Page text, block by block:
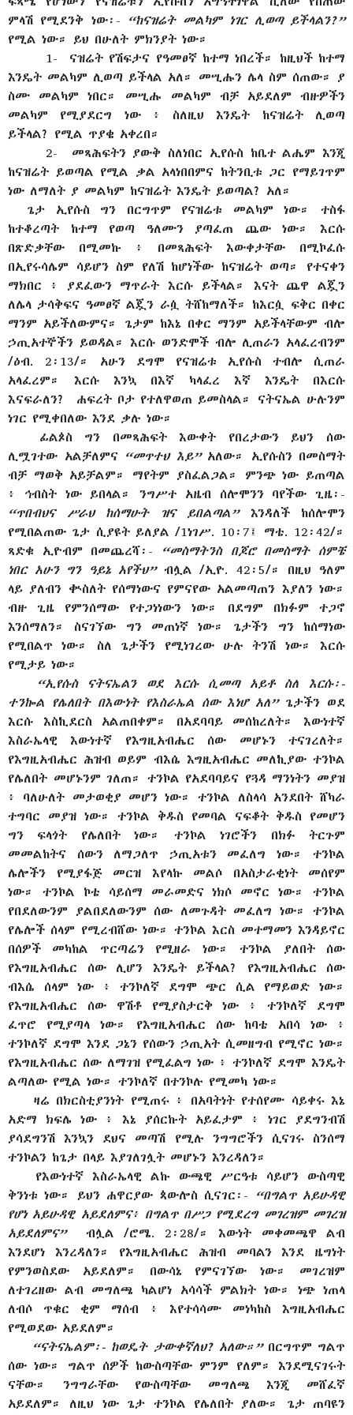
ምላሽ የሚደንቅ ነው፡- “ከናዝሬት መልካም ነገር ሊወጣ ይችላልን?”
የሚል ነው። ይህ በሁለት ምክንያት ነው።
1- ናዝሬት የሽፍታና የዓመፀኛ ከተማ ነበረች። ከዚህች ከተማ
እንዴት መልካም ሊወጣ ይችላል አለ። መሢሑን ሌላ ስም ሰጠው። ያ
ስሙ መልካም ነበር። መሢሑ መልካም ብቻ አይደለም ብዙዎችን
መልካም የሚያደርግ ነው ፥ ስለዚህ እንዴት ከናዝሬት ሊወጣ
ይችላል? የሚል ጥያቄ አቀረበ።
2- መጻሕፍትን ያውቅ ስለነበር ኢየሱስ ከቤተ ልሔም እንጂ
ከናዝሬት ይወጣል የሚል ቃል አላነበበምና ከትንቢቱ ጋር የማይገጥም
ነው ለማለት ያ መልካም ከናዝሬት እንዴት ይወጣል? አለ።
ጌታ ኢየሱስ ግን በርግጥም የናዝሬቱ መልካም ነው። ተስፋ
ከተቆረጣት ከተማ የወጣ ዓለሙን ያጣፈጠ ጨው ነው። እርሱ
በጽድቃቸው በሚመኩ ፥ በመጻሕፍት እውቀታቸው በሚኮፈሱ
በኢየሩሳሌም ሳይሆን ስም የለሽ ከሆነችው ከናዝሬት ወጣ። የተናቀን
ማክበር ፥ ያደፈውን ማጥራት እርሱ ይችላል። እናት ጨዋ ልጇን
ለሌላ ታሳቅፍና ዓመፀኛ ልጇን ራሷ ትሸከማለች። ከእርሷ ፍቅር በቀር
ማንም አይችለውምና። ጌታም ከእኔ በቀር ማንም አይችላቸውም ብሎ
ኃጢአተኞችን ይወዳል። እርሱ ወንድሞች ብሎ ሊጠራን አላፈረብንም
/ዕብ. 2፡13/። አሁን ደግሞ የናዝሬቱ ኢየሱስ ተብሎ ሲጠራ
አላፈረም። እርሱ እንኳ በእኛ ካላፈረ እኛ እንዴት በእርሱ
እናፍራለን? ሐፍረት ቦታ የተለዋወጠ ይመስላል። ናትናኤል ሁሉንም
ነገር የሚቀበለው እንደ ቃሉ ነው።
ፊልጶስ ግን በመጻሕፍት እውቀት የበረታውን ይህን ሰው
ሊሟገተው አልቻለምና “መጥተህ እይ”አለው። ኢየሱስን በመስማት
ብቻ ማወቅ አይቻልም። ማየትም ያስፈልጋል። ምንጭ ነው ይጠጣል
፥ ኅብስት ነው ይበላል። ንግሥተ አዜብ ሰሎሞንን ባየችው ጊዜ፡-
“ጥበብህና ሥራህ ከሰማሁት ዝና ይበልጣል” እንዳለች ከሰሎሞን
የሚበልጠው ጌታ ሲያዩት ይለያል /1ነገሥ. 10፡7፤ ማቴ. 12፡42/።
ጻድቁ ኢዮብም በመጨረሻ፡- “መስማትንስ በጆሮ በመስማት ሰምቼ
ነበር አሁን ግን ዓይኔ አየችህ” ብሏል /ኢዮ. 42፡5/። በዚህ ዓለም
ላይ ያለብን ቊስለት የሰማነውና የምናየው አልመጣጠን እያለን ነው።
ብዙ ጊዜ የምንሰማው የተጋነነውን ነው። በደግም በክፉም ተጋኖ
እንሰማለን። ስናገኘው ግን መጠነኛ ነው። ጌታችን ግን ከሰማነው
የሚበልጥ ነው። ስለ ጌታችን የሚነገረው ሁሉ ትንሽ ነው። እርሱ
የሚታይ ነው።
“ኢየሱስ ናትናኤልን ወደ እርሱ ሲመጣ አይቶ ስለ እርሱ፡-
ተንኰል የሌለበት በእውነት የእስራኤል ሰው እነሆ አለ” ጌታችን ወደ
እርሱ እስኪደርስ አልጠበቀም። በአደባባይ መሰከረለት። እውነተኛ
እስራኤላዊ እውነተኛ የእግዚአብሔር ሰው መሆኑን ተናገረለት።
የእግዚአብሔር ሕዝብ ወይም ብእሴ እግዚአብሔር መለኪያው ተንኮል
የሌለበት መሆኑንም ገለጠ። ተንኮል የአደባባይና የጓዳ ማንነትን መያዝ
፥ ባለሁለት መታወቂያ መሆን ነው። ተንኮል ለስላሳ አንደበት ሸካራ
ተግባር መያዝ ነው። ተንኮል ቅዱስ የመባል ናፍቆት ቅዱስ የመሆን
ግን ፍላጎት የሌለበት ነው። ተንኮል ነገሮችን በክፉ ትርጉም
መመልከትና ሰውን ለማጋለጥ ኃጢአቱን መፈለግ ነው። ተንኮል
ሌሎችን የሚያፋጅ መርዝ እየላኩ መልሶ በአስታራቂነት መሰየም
ነው። ተንኮል ኮቴ ሳይሰማ መራመድና ነክሶ መኖር ነው። ተንኮል
የበደለውንም ያልበደለውንም ሰው ለመጉዳት መፈለግ ነው። ተንኮል
የሌሎች ሰላም የሚረብሸው ነው። ተንኮል እርስ መተማመን እንዳይኖር
በሰዎች መካከል ጥርጣሬን የሚዘራ ነው። ተንኮል ያለበት ሰው
የእግዚአብሔር ሰው ሊሆን እንዴት ይችላል? የእግዚአብሔር ሰው
ብእሴ ሰላም ነው ፥ ተንኮለኛ ደግሞ ጭር ሲል የማይወድ ነው።
የእግዚአብሔር ሰው ዋሽቶ የሚያስታርቅ ነው ፥ ተንኮለኛ ደግሞ
ፈጥሮ የሚያጣላ ነው። የእግዚአብሔር ሰው ከባቴ አበሳ ነው ፥
ተንኮለኛ ደግሞ እንደ ጋኔን የሰውን ኃጢአት ሲመዘግብ የሚኖር ነው።
የእግዚአብሔር ሰው ለማገዝ የሚፈልግ ነው ፥ ተንኮለኛ ደግሞ እንዴት
ልጣለው የሚል ነው። ተንኮለኛ በተንኮሉ የሚመካ ነው።
ዛሬ በክርስቲያንነት የሚጠሩ ፥ በአባትነት የተሰየሙ ሳይቀሩ እኔ
አድማ ክፍሌ ነው ፥ እኔ ያሰርኩት አይፈታም ፥ ነገር ያደግንብሽ
ያሳደግንሽ እንኳን ደህና መጣሽ የሚሉ ንግግሮችን ሲናገሩ ስንሰማ
ተንኮልን ከጌታ በላይ እያገለገሏት መሆኑን እንረዳለን።
የእውነተኛ እስራኤላዊ ልኩ ውጫዊ ሥርዓቱ ሳይሆን ውስጣዊ
ቅንነቱ ነው። ይህን ሐዋርያው ጳውሎስ ሲናገር፡- “በግልጥ አይሁዳዊ
የሆነ አይሁዳዊ አይደለምና፥ በግልጥ በሥጋ የሚደረግ መገረዝም መገረዝ
አይደለምና”
ብሏል /ሮሜ. 2፡28/። እውነት መቀመጫዋ ልብ
እንደሆነ እንረዳለን። የእግዚአብሔር ሕዝብ መባልን እንደ ዜግነት
የምንወስደው አይደለም። በውሳኔ የምናገኘው ነው። መገረዝም
ለተገረዘው ልብ መግለጫ ካልሆነ አሳሳች ምልክት ነው። ነጭ ነጠላ
ለብሶ ጥቁር ቂም ማሰብ ፥ እየተሳሳሙ መነካከስ እግዚአብሔር
የሚወደው አይደለም።
“ናትናኤልም፡- ከወዴት ታውቀኛለህ? አለው።” በርግጥም ግልጥ
ሰው ነው። ግልጥ ሰዎች ከውስጣቸው ምንም የለም። እንደሚናገሩት
ናቸው። ንግግራቸው የውስጣቸው መግለጫ እንጂ መሸፈኛ
አይደለም። ለዚህ ነው ጌታ ተንኮል የሌለበት ያለው። ጌታ ጠባዩን